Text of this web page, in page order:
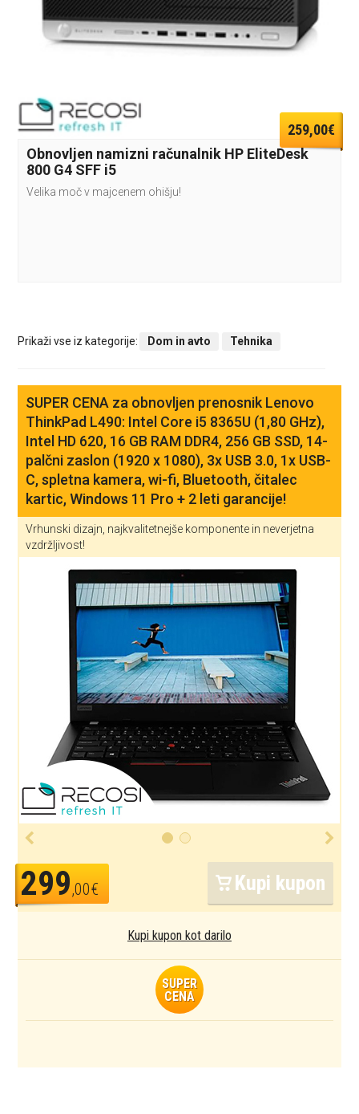
259,00€
Obnovljen namizni računalnik HP EliteDesk
800 G4 SFF i5
Velika moč v majcenem ohišju!
Prikaži vse iz kategorije: Dom in avto Tehnika
SUPER CENA za obnovljen prenosnik Lenovo
ThinkPad L490: Intel Core i5 8365U (1,80 GHz),
Intel HD 620, 16 GB RAM DDR4, 256 GB SSD, 14-
palčni zaslon (1920 x 1080), 3x USB 3.0, 1x USB-
C, spletna kamera, wi-fi, Bluetooth, čitalec
kartic, Windows 11 Pro + 2 leti garancije!
Vrhunski dizajn, najkvalitetnejše komponente in neverjetna
vzdržljivost!
299,00€ Kupi kupon
Kupi kupon kot darilo
SUPER
CENA